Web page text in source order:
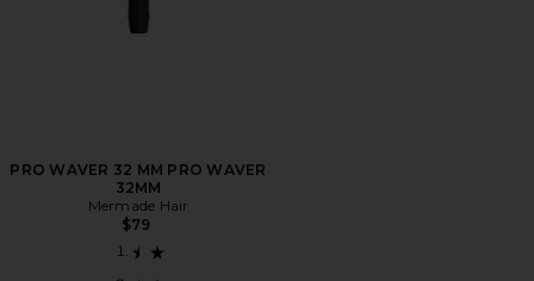
PRO WAVER 32 MM PRO WAVER
32MM
Mermade Hair
$79